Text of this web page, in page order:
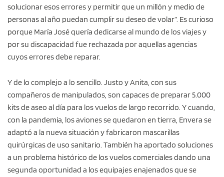
solucionar esos errores y permitir que un millón y medio de
personas al año puedan cumplir su deseo de volar”. Es curioso
porque María José quería dedicarse al mundo de los viajes y
por su discapacidad fue rechazada por aquellas agencias
cuyos errores debe reparar.
Y de lo complejo a lo sencillo. Justo y Anita, con sus
compañeros de manipulados, son capaces de preparar 5.000
kits de aseo al día para los vuelos de largo recorrido. Y cuando,
con la pandemia, los aviones se quedaron en tierra, Envera se
adaptó a la nueva situación y fabricaron mascarillas
quirúrgicas de uso sanitario. También ha aportado soluciones
a un problema histórico de los vuelos comerciales dando una
segunda oportunidad a los equipajes enajenados que se